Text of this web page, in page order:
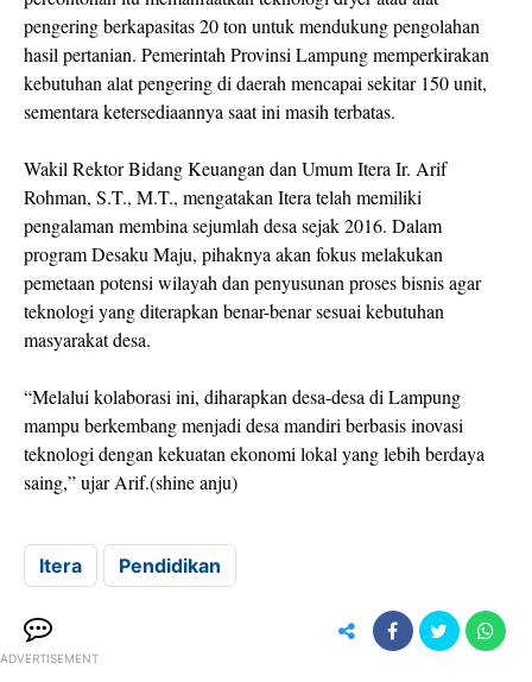
pengering berkapasitas 20 ton untuk mendukung pengolahan
hasil pertanian. Pemerintah Provinsi Lampung memperkirakan
kebutuhan alat pengering di daerah mencapai sekitar 150 unit,
sementara ketersediaannya saat ini masih terbatas.
Wakil Rektor Bidang Keuangan dan Umum Itera Ir. Arif
Rohman, S.T., M.T., mengatakan Itera telah memiliki
pengalaman membina sejumlah desa sejak 2016. Dalam
program Desaku Maju, pihaknya akan fokus melakukan
pemetaan potensi wilayah dan penyusunan proses bisnis agar
teknologi yang diterapkan benar-benar sesuai kebutuhan
masyarakat desa.
“Melalui kolaborasi ini, diharapkan desa-desa di Lampung
mampu berkembang menjadi desa mandiri berbasis inovasi
teknologi dengan kekuatan ekonomi lokal yang lebih berdaya
saing,” ujar Arif.(shine anju)
Itera Pendidikan
ADVERTISEMENT